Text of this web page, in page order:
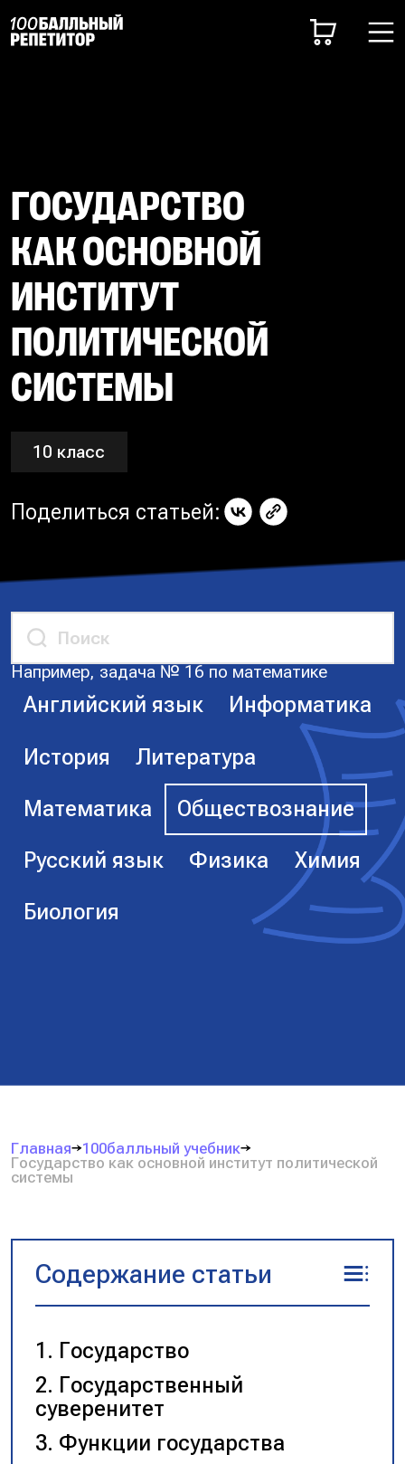
ГОСУДАРСТВО
КАК ОСНОВНОЙ
ИНСТИТУТ
ПОЛИТИЧЕСКОЙ
СИСТЕМЫ
10 класс
Поделиться статьей:
Например, задача № 16 по математике
Английский язык Информатика
История Литература
Математика Обществознание
Русский язык Физика Химия
Биология
Главная
100балльный учебник
Государство как основной институт политической
системы
Содержание статьи
Государство
Государственный
суверенитет
Функции государства